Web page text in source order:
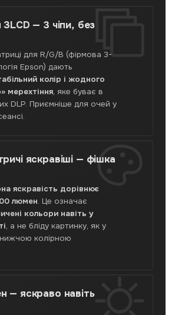
3LCD — 3 чіпи, без
для R/G/B (фірмова 3-
Epson) дають
колір і жодного
мерехтіння, яке буває в
DLP. Приємніше для очей у
яскравіші — фішка
яскравість дорівнює
люмен. Це означає
кольори навіть у
, а не бліду картинку, як у
колірною
— яскраво навіть